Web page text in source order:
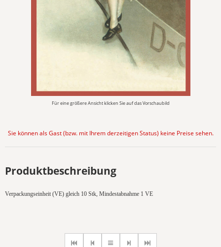
Für eine größere Ansicht klicken Sie auf das Vorschaubild
Sie können als Gast (bzw. mit Ihrem derzeitigen Status) keine Preise sehen.
Produktbeschreibung
Verpackungseinheit (VE) gleich 10 Stk, Mindestabnahme 1 VE